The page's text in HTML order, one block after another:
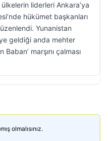
liderleri Ankara’ya
hükümet başkanları
Yunanistan
geldiği anda mehter
Baban’ marşını çalması
olmalısınız.